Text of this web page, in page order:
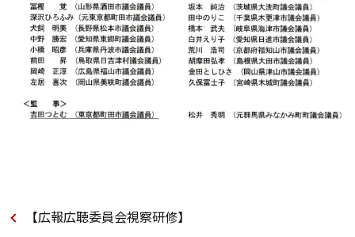
【広報広聴委員会視察研修】